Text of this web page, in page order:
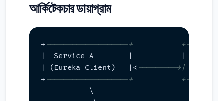
আর্কিটেকচার ডায়াগ্রাম
+-------------------+
|  Service A        |           |
| (Eureka Client)   |< --------->|
+-------------------+
           \                        /